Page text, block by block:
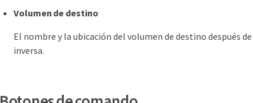
Volumen de destino
El nombre y la ubicación del volumen de destino después
inversa.